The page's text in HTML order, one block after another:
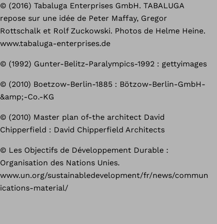
© (2016) Tabaluga Enterprises GmbH. TABALUGA
repose sur une idée de Peter Maffay, Gregor
Rottschalk et Rolf Zuckowski. Photos de Helme Heine.
www.tabaluga-enterprises.de
© (1992) Gunter-Belitz-Paralympics-1992 : gettyimages
© (2010) Boetzow-Berlin-1885 : Bötzow-Berlin-GmbH-
&amp;-Co.-KG
© (2010) Master plan of-the architect David
Chipperfield : David Chipperfield Architects
© Les Objectifs de Développement Durable :
Organisation des Nations Unies.
www.un.org/sustainabledevelopment/fr/news/commun
ications-material/